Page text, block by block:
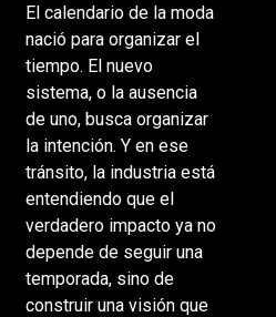
El calendario de la moda
nació para organizar el
tiempo. El nuevo
sistema, o la ausencia
de uno, busca organizar
la intención. Y en ese
tránsito, la industria está
entendiendo que el
verdadero impacto ya no
depende de seguir una
temporada, sino de
construir una visión que